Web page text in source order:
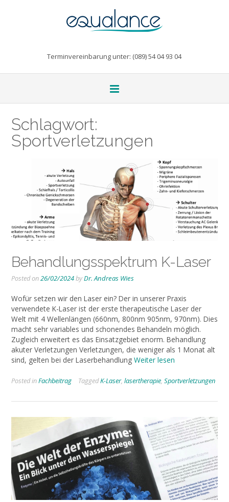
Terminvereinbarung unter: (089) 54 04 93 04
Schlagwort:
Sportverletzungen
Behandlungsspektrum K-Laser
Posted on26/02/2024byDr. Andreas Wies
Wofür setzen wir den Laser ein? Der in unserer Praxis
verwendete K-Laser ist der erste therapeutische Laser der
Welt mit 4 Wellenlängen (660nm, 800nm 905nm, 970nm). Dies
macht sehr variables und schonendes Behandeln möglich.
Zugleich erweitert es das Einsatzgebiet enorm. Behandlung
akuter Verletzungen Verletzungen, die weniger als 1 Monat alt
sind, gelten bei der Laserbehandlung Weiter lesen
Posted inFachbeitrag TaggedK-Laser, lasertherapie, Sportverletzungen